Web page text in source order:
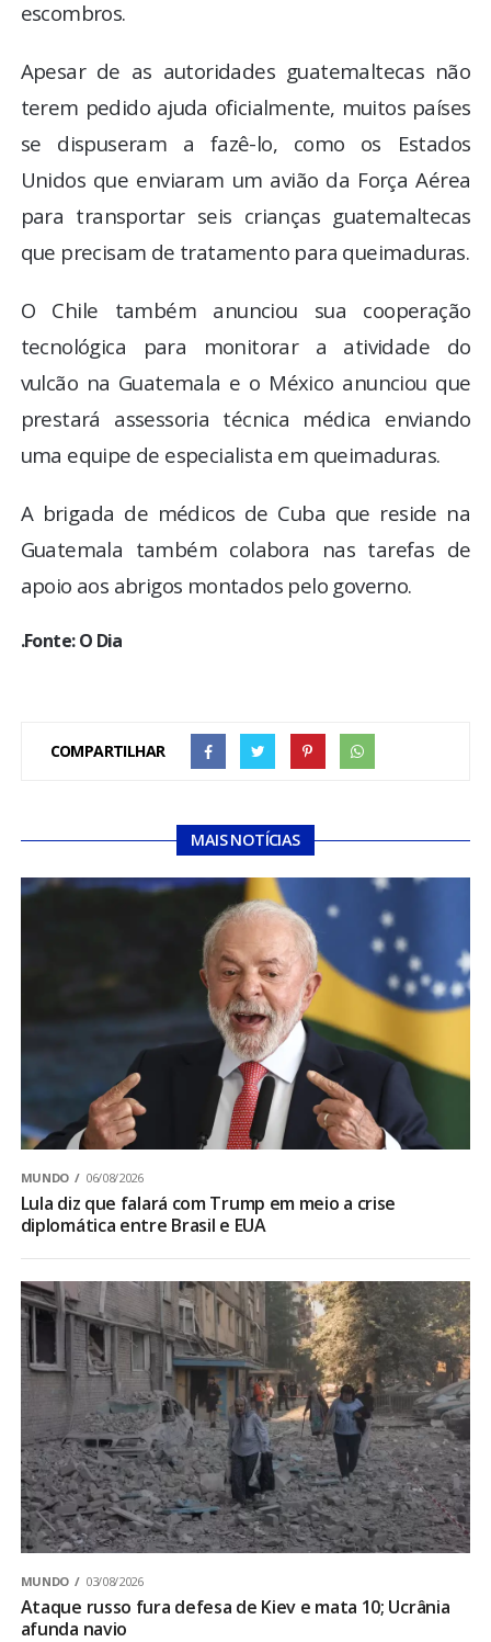
escombros.
Apesar de as autoridades guatemaltecas não
terem pedido ajuda oficialmente, muitos países
se dispuseram a fazê-lo, como os Estados
Unidos que enviaram um avião da Força Aérea
para transportar seis crianças guatemaltecas
que precisam de tratamento para queimaduras.
O Chile também anunciou sua cooperação
tecnológica para monitorar a atividade do
vulcão na Guatemala e o México anunciou que
prestará assessoria técnica médica enviando
uma equipe de especialista em queimaduras.
A brigada de médicos de Cuba que reside na
Guatemala também colabora nas tarefas de
apoio aos abrigos montados pelo governo.
.Fonte: O Dia
COMPARTILHAR
MAIS NOTÍCIAS
MUNDO 06/08/2026
Lula diz que falará com Trump em meio a crise
diplomática entre Brasil e EUA
MUNDO 03/08/2026
Ataque russo fura defesa de Kiev e mata 10; Ucrânia
afunda navio